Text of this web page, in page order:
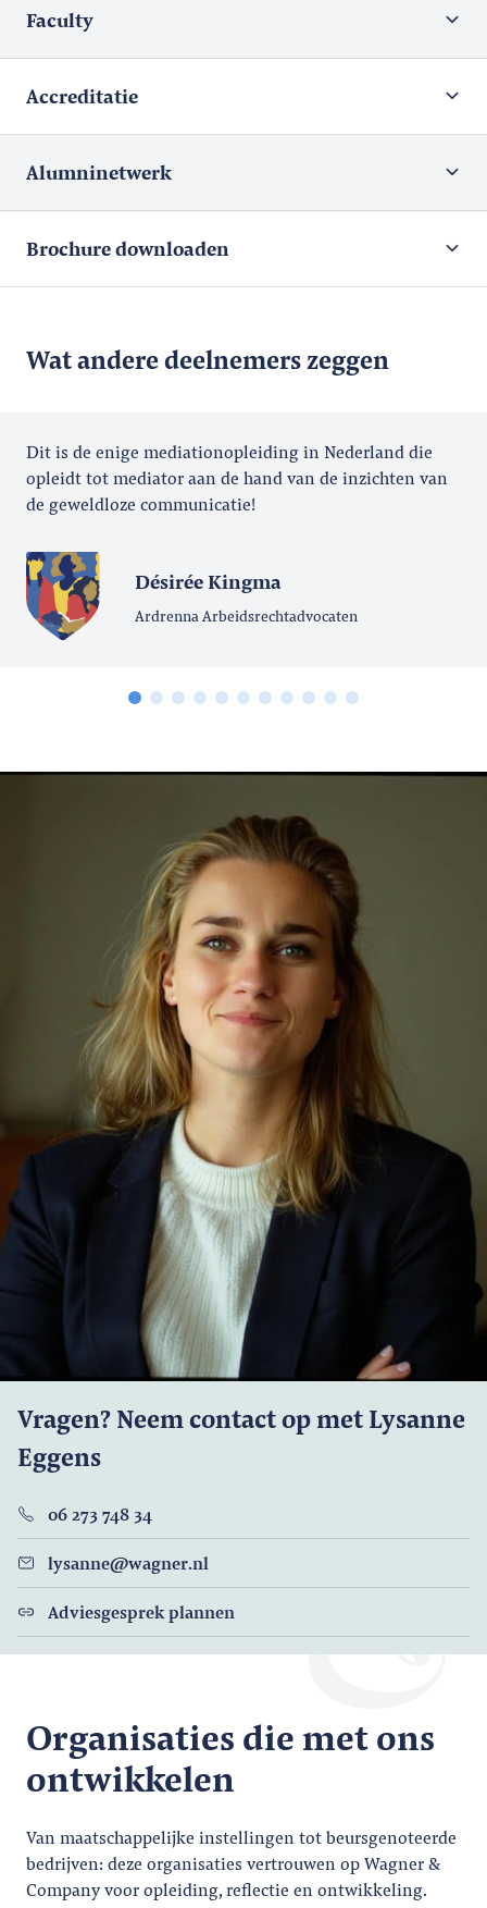
Faculty
Accreditatie
Alumninetwerk
Brochure downloaden
Wat andere deelnemers zeggen
Dit is de enige mediationopleiding in Nederland die
opleidt tot mediator aan de hand van de inzichten van
de geweldloze communicatie!
Désirée Kingma
Ardrenna Arbeidsrechtadvocaten
Vragen? Neem contact op met Lysanne
Eggens
06 273 748 34
lysanne@wagner.nl
Adviesgesprek plannen
Organisaties die met ons
ontwikkelen
Van maatschappelijke instellingen tot beursgenoteerde
bedrijven: deze organisaties vertrouwen op Wagner &
Company voor opleiding, reflectie en ontwikkeling.